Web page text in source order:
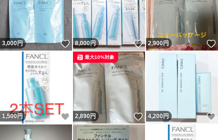
3,000円 いいね！
8,000円 いいね！
2,900円
1,500円 いいね！
2,890円 いいね！
最大10%対象
4,200円